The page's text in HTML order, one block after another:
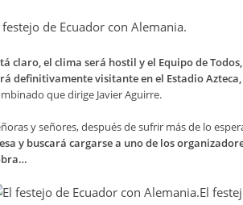
festejo de Ecuador con Alemania.
claro, el clima será hostil y el Equipo de
definitivamente visitante en el Estadio Azteca,
que dirige Javier Aguirre.
y señores, después de sufrir más de lo
y buscará cargarse a uno de los
El